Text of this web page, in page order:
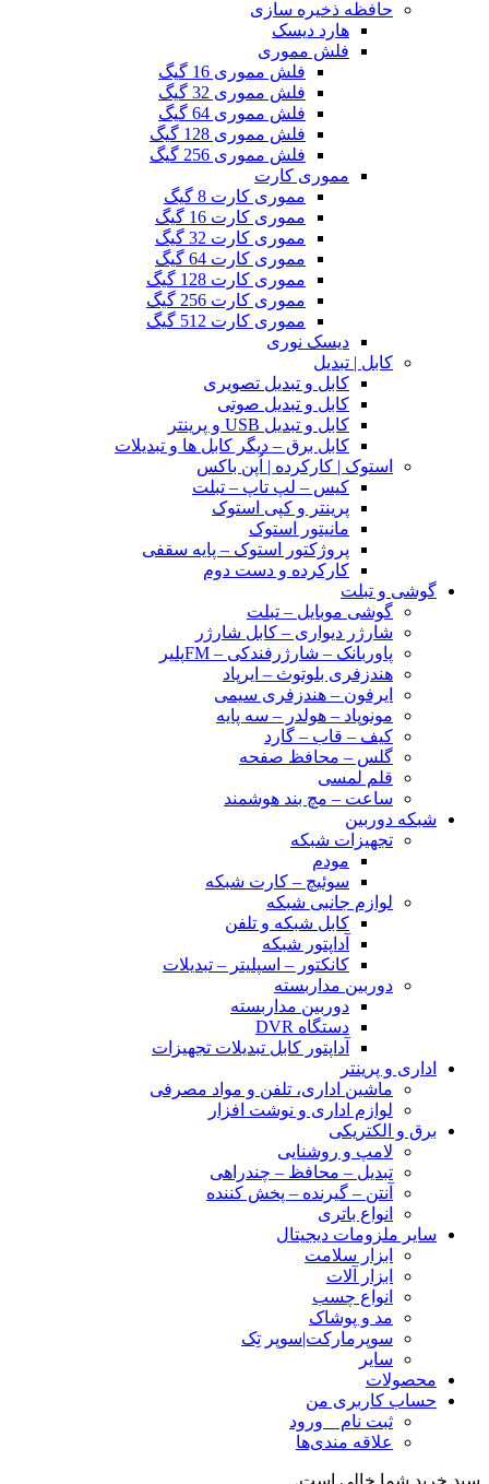
حافظه ذخیره سازی
هارد دیسک
فلش مموری
فلش مموری 16 گیگ
فلش مموری 32 گیگ
فلش مموری 64 گیگ
فلش مموری 128 گیگ
فلش مموری 256 گیگ
مموری کارت
مموری کارت 8 گیگ
مموری کارت 16 گیگ
مموری کارت 32 گیگ
مموری کارت 64 گیگ
مموری کارت 128 گیگ
مموری کارت 256 گیگ
مموری کارت 512 گیگ
دیسک نوری
کابل | تبدیل
کابل و تبدیل تصویری
کابل و تبدیل صوتی
کابل و تبدیل USB و پرینتر
کابل برق – دیگر کابل ها و تبدیلات
استوک | کارکرده | اُپن باکس
کیس – لپ تاپ – تبلت
پرینتر و کپی استوک
مانیتور استوک
پروژکتور استوک – پایه سقفی
کارکرده و دست دوم
گوشی و تبلت
گوشی موبایل – تبلت
شارژر دیواری – کابل شارژر
پاوربانک – شارژرفندکی – FMپلیر
هندزفری بلوتوث – ایرپاد
ایرفون – هندزفری سیمی
مونوپاد – هولدر – سه پایه
کیف – قاب – گارد
گلس – محافظ صفحه
قلم لمسی
ساعت – مچ بند هوشمند
شبکه دوربین
تجهیزات شبکه
مودم
سوئیچ – کارت شبکه
لوازم جانبی شبکه
کابل شبکه و تلفن
آداپتور شبکه
کانکتور – اسپلیتر – تبدیلات
دوربین مداربسته
دوربین مداربسته
دستگاه DVR
آداپتور کابل تبدیلات تجهیزات
اداری و پرینتر
ماشین اداری، تلفن و مواد مصرفی
لوازم اداری و نوشت افزار
برق و الکتریکی
لامپ و روشنایی
تبدیل – محافظ – چندراهی
آنتن – گیرنده – پخش کننده
انواع باتری
سایر ملزومات دیجیتال
ابزار سلامت
ابزار آلات
انواع چسب
مد و پوشاک
سوپرمارکت|سوپر تِک
سایر
محصولات
حساب کاربری من
ثبت نام _ ورود
علاقه مندی‌ها
سبد خرید شما خالی است.